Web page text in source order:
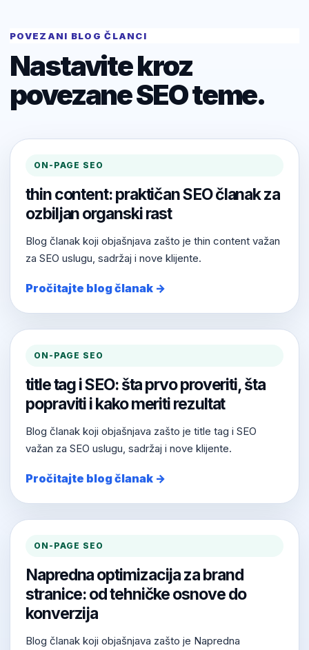
POVEZANI BLOG ČLANCI
Nastavite kroz
povezane SEO teme.
ON-PAGE SEO
thin content: praktičan SEO članak za
ozbiljan organski rast
Blog članak koji objašnjava zašto je thin content važan
za SEO uslugu, sadržaj i nove klijente.
Pročitajte blog članak →
ON-PAGE SEO
title tag i SEO: šta prvo proveriti, šta
popraviti i kako meriti rezultat
Blog članak koji objašnjava zašto je title tag i SEO
važan za SEO uslugu, sadržaj i nove klijente.
Pročitajte blog članak →
ON-PAGE SEO
Napredna optimizacija za brand
stranice: od tehničke osnove do
konverzija
Blog članak koji objašnjava zašto je Napredna